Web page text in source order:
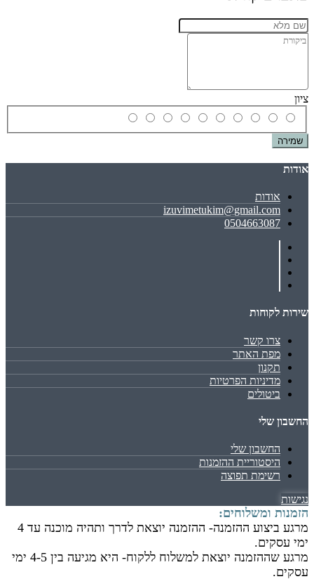
ציון
שמירה
אודות
אודות
izuvimetukim@gmail.com
0504663087
שירות לקוחות
צרו קשר
מפת האתר
תקנון
מדיניות הפרטיות
ביטולים
החשבון שלי
החשבון שלי
היסטוריית ההזמנות
רשימת תפוצה
נגישות
הזמנות ומשלוחים:
מרגע ביצוע ההזמנה- ההזמנה יוצאת לדרך ותהיה מוכנה עד 4
ימי עסקים.
מרגע שההזמנה יוצאת למשלוח ללקוח- היא מגיעה בין 4-5 ימי
עסקים.